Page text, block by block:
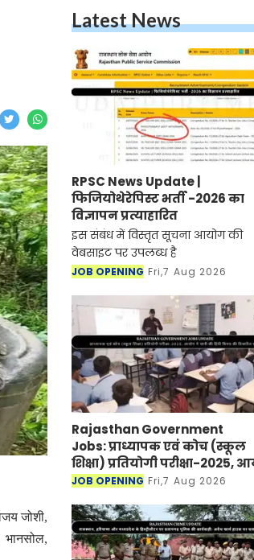
जोशी,
भानसोल,
Latest News
RPSC News Update |
फिजियोथेरेपिस्ट भर्ती -2026 का
विज्ञापन प्रत्याहारित
इस संबंध में विस्तृत सूचना आयोग की
वेबसाइट पर उपलब्ध है
JOB OPENING Fri,7 Aug 2026
Rajasthan Government
Jobs: प्राध्यापक एवं कोच (स्कूल
शिक्षा) प्रतियोगी परीक्षा-2025,
ने जारी की हिंदी विषय की विचारित
JOB OPENING Fri,7 Aug 2026